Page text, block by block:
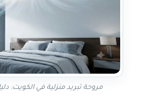
مروحة تبريد منزلية في الكويت: